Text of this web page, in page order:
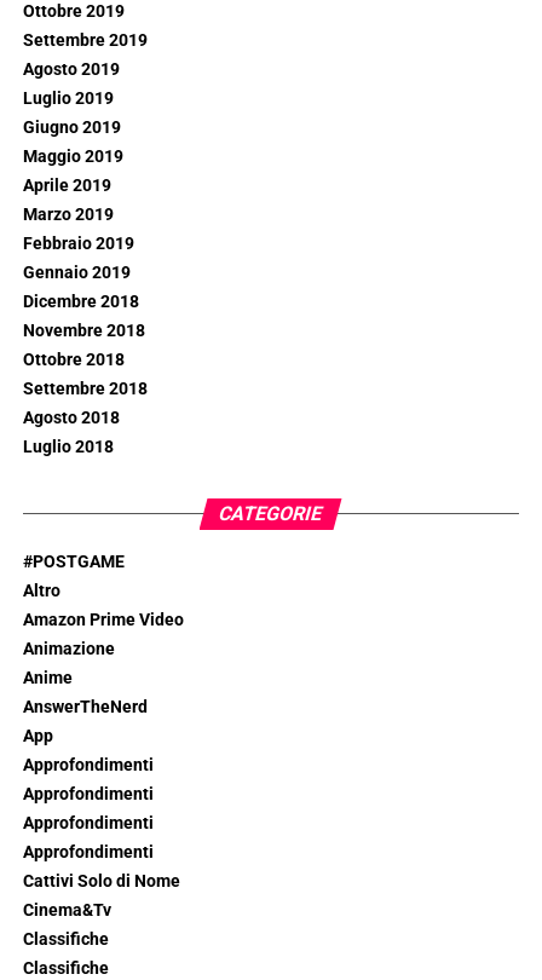
Ottobre 2019
Settembre 2019
Agosto 2019
Luglio 2019
Giugno 2019
Maggio 2019
Aprile 2019
Marzo 2019
Febbraio 2019
Gennaio 2019
Dicembre 2018
Novembre 2018
Ottobre 2018
Settembre 2018
Agosto 2018
Luglio 2018
CATEGORIE
#POSTGAME
Altro
Amazon Prime Video
Animazione
Anime
AnswerTheNerd
App
Approfondimenti
Approfondimenti
Approfondimenti
Approfondimenti
Cattivi Solo di Nome
Cinema&Tv
Classifiche
Classifiche